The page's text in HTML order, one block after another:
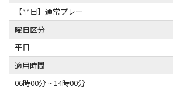
【平日】通常プレー
曜日区分
平日
適用時間
06時00分 ~ 14時00分